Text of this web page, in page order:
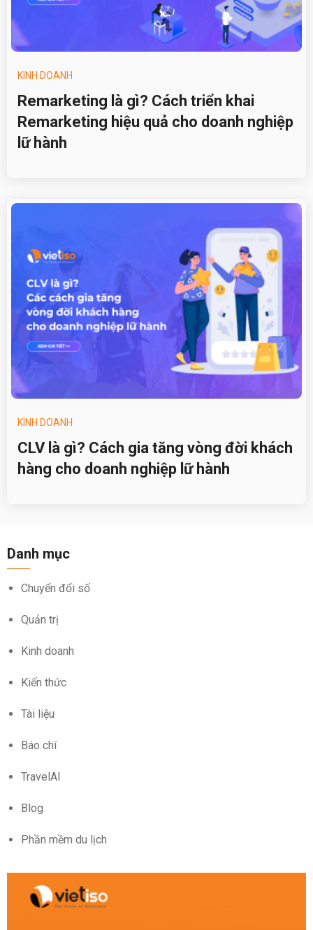
KINH DOANH
Remarketing là gì? Cách triển khai
Remarketing hiệu quả cho doanh nghiệp
lữ hành
KINH DOANH
CLV là gì? Cách gia tăng vòng đời khách
hàng cho doanh nghiệp lữ hành
Danh mục
Chuyển đổi số
Quản trị
Kinh doanh
Kiến thức
Tài liệu
Báo chí
TravelAI
Blog
Phần mềm du lịch